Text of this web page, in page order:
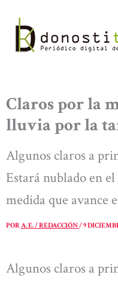
contenido
Claros por la
lluvia por la
Algunos claros a
Estará nublado en
medida que avance
PORA. E. / REDACCIÓN/9
Algunos claros a